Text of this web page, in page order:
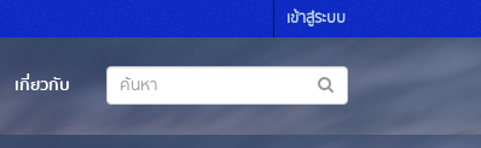
เข้าสู่ระบบ
เกี่ยวกับ